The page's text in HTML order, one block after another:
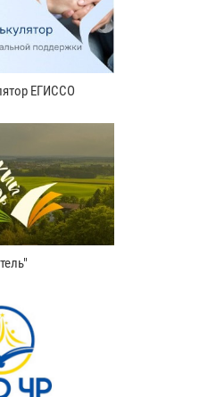
ЕГИССО